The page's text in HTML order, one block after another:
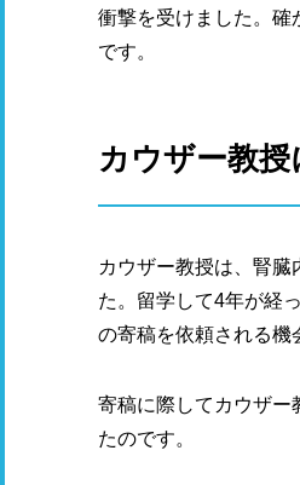
衝撃を受けました。確
です。
カウザー教
カウザー教授は、腎
た。留学して4年が経
の寄稿を依頼される機
寄稿に際してカウザー
たのです。